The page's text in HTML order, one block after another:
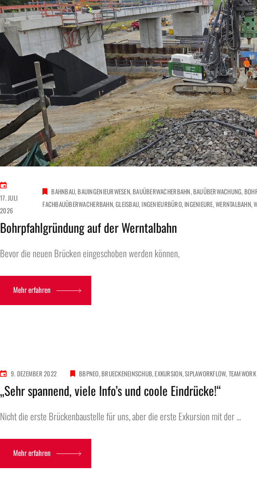
17. JULI
2026
BAHNBAU BAUINGENIEURWESEN BAUÜBERWACHERBAHN BAUÜBERWACHUNG
FACHBAUÜBERWACHERBAHN GLEISBAU INGENIEURBÜRO INGENIEURE WERNTALBAHN
Bohrpfahlgründung auf der Werntalbahn
Bevor die neuen Brücken eingeschoben werden können,
Mehr erfahren
9. DEZEMBER 2022 BBPNEO BRUECKENEINSCHUB EXKURSION SIPLAWORKFLOW TEAMWORK
„Sehr spannend, viele Info’s und coole Eindrücke!“
Nicht die erste Brückenbaustelle für uns, aber die erste Exkursion mit der ...
Mehr erfahren